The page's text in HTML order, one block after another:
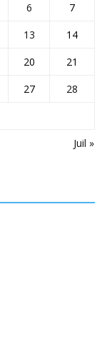
Juil »
6
7
13
14
20
21
27
28